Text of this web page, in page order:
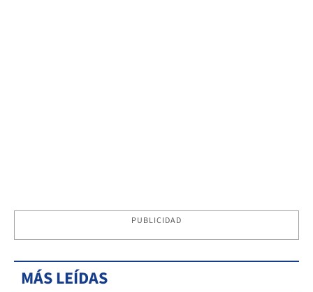
PUBLICIDAD
MÁS LEÍDAS